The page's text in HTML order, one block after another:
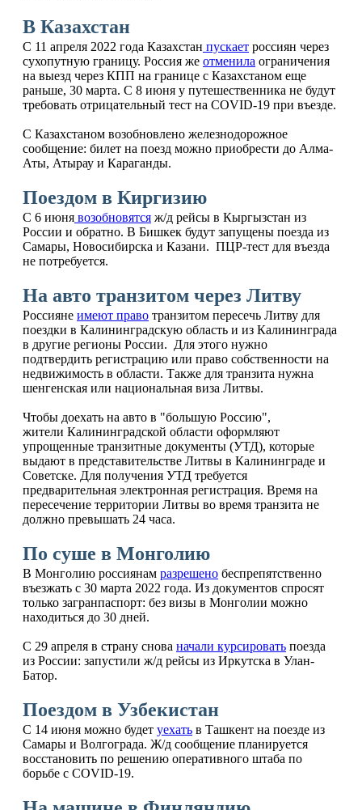
В Казахстан
С 11 апреля 2022 года Казахстан пускает россиян через
сухопутную границу. Россия же отменила ограничения
на выезд через КПП на границе с Казахстаном еще
раньше, 30 марта. С 8 июня у путешественника не будут
требовать отрицательный тест на COVID-19 при въезде.
С Казахстаном возобновлено железнодорожное
сообщение: билет на поезд можно приобрести до Алма-
Аты, Атырау и Караганды.
Поездом в Киргизию
С 6 июня возобновятся ж/д рейсы в Кыргызстан из
России и обратно. В Бишкек будут запущены поезда из
Самары, Новосибирска и Казани. ПЦР-тест для въезда
не потребуется.
На авто транзитом через Литву
Россияне имеют право транзитом пересечь Литву для
поездки в Калининградскую область и из Калининграда
в другие регионы России. Для этого нужно
подтвердить регистрацию или право собственности на
недвижимость в области. Также для транзита нужна
шенгенская или национальная виза Литвы.
Чтобы доехать на авто в "большую Россию",
жители Калининградской области оформляют
упрощенные транзитные документы (УТД), которые
выдают в представительстве Литвы в Калининграде и
Советске. Для получения УТД требуется
предварительная электронная регистрация. Время на
пересечение территории Литвы во время транзита не
должно превышать 24 часа.
По суше в Монголию
В Монголию россиянам разрешено беспрепятственно
въезжать с 30 марта 2022 года. Из документов спросят
только загранпаспорт: без визы в Монголии можно
находиться до 30 дней.
С 29 апреля в страну снова начали курсировать поезда
из России: запустили ж/д рейсы из Иркутска в Улан-
Батор.
Поездом в Узбекистан
С 14 июня можно будет уехать в Ташкент на поезде из
Самары и Волгограда. Ж/д сообщение планируется
восстановить по решению оперативного штаба по
борьбе с COVID-19.